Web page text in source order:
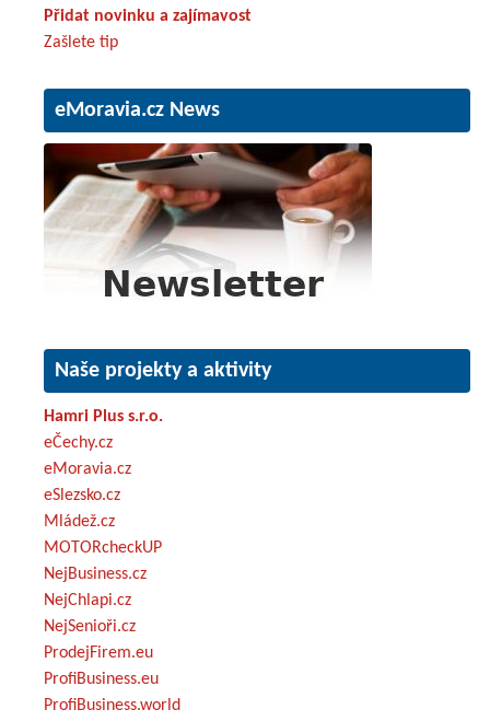
Přidat novinku a zajímavost
Zašlete tip
eMoravia.cz News
Naše projekty a aktivity
Hamri Plus s.r.o.
eČechy.cz
eMoravia.cz
eSlezsko.cz
Mládež.cz
MOTORcheckUP
NejBusiness.cz
NejChlapi.cz
NejSenioři.cz
ProdejFirem.eu
ProfiBusiness.eu
ProfiBusiness.world